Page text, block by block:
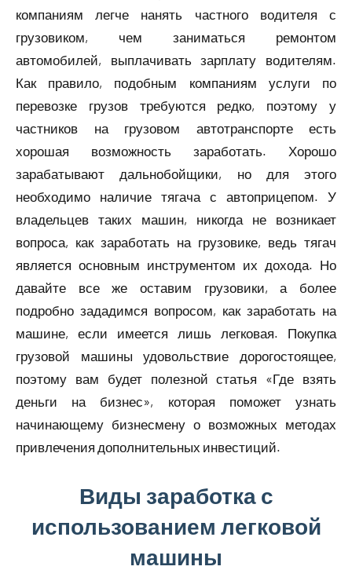
компаниям легче нанять частного водителя с
грузовиком, чем заниматься ремонтом
автомобилей, выплачивать зарплату водителям.
Как правило, подобным компаниям услуги по
перевозке грузов требуются редко, поэтому у
частников на грузовом автотранспорте есть
хорошая возможность заработать. Хорошо
зарабатывают дальнобойщики, но для этого
необходимо наличие тягача с автоприцепом. У
владельцев таких машин, никогда не возникает
вопроса, как заработать на грузовике, ведь тягач
является основным инструментом их дохода. Но
давайте все же оставим грузовики, а более
подробно зададимся вопросом, как заработать на
машине, если имеется лишь легковая. Покупка
грузовой машины удовольствие дорогостоящее,
поэтому вам будет полезной статья «Где взять
деньги на бизнес», которая поможет узнать
начинающему бизнесмену о возможных методах
привлечения дополнительных инвестиций.
Виды заработка с
использованием легковой
машины